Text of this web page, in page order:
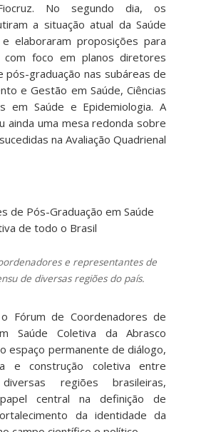
No segundo dia, os
a situação atual da Saúde
elaboraram proposições para
foco em planos diretores
pós-graduação nas subáreas de
e Gestão em Saúde, Ciências
em Saúde e Epidemiologia. A
ainda uma mesa redonda sobre
na Avaliação Quadrienal
e representantes de
de diversas regiões do país.
Fórum de Coordenadores de
Saúde Coletiva da Abrasco
espaço permanente de diálogo,
e construção coletiva entre
regiões brasileiras,
papel central na definição de
da identidade da